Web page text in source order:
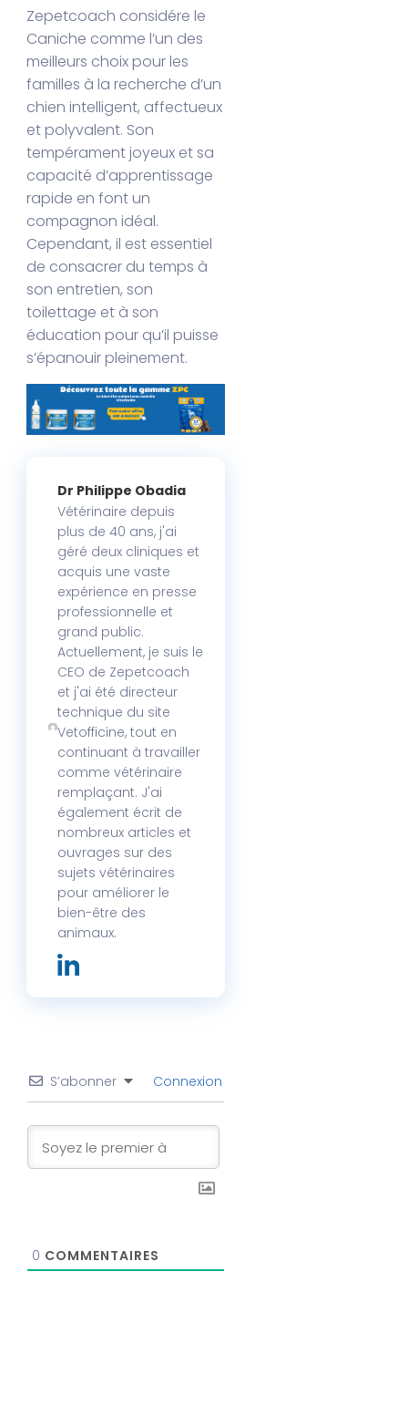
Zepetcoach considére le
Caniche comme l’un des
meilleurs choix pour les
familles à la recherche d’un
chien intelligent, affectueux
et polyvalent. Son
tempérament joyeux et sa
capacité d’apprentissage
rapide en font un
compagnon idéal.
Cependant, il est essentiel
de consacrer du temps à
son entretien, son
toilettage et à son
éducation pour qu’il puisse
s’épanouir pleinement.
Dr Philippe Obadia
Vétérinaire depuis
plus de 40 ans, j'ai
géré deux cliniques et
acquis une vaste
expérience en presse
professionnelle et
grand public.
Actuellement, je suis le
CEO de Zepetcoach
et j'ai été directeur
technique du site
Vetofficine, tout en
continuant à travailler
comme vétérinaire
remplaçant. J'ai
également écrit de
nombreux articles et
ouvrages sur des
sujets vétérinaires
pour améliorer le
bien-être des
animaux.
S’abonner Connexion
0 COMMENTAIRES